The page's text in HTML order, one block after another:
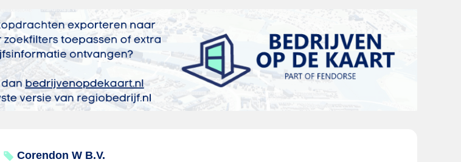
Corendon W B.V.